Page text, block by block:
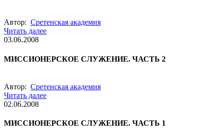
Автор: Сретенская академия
Читать далее
03.06.2008
МИССИОНЕРСКОЕ СЛУЖЕНИЕ. ЧАСТЬ 2
Автор: Сретенская академия
Читать далее
02.06.2008
МИССИОНЕРСКОЕ СЛУЖЕНИЕ. ЧАСТЬ 1